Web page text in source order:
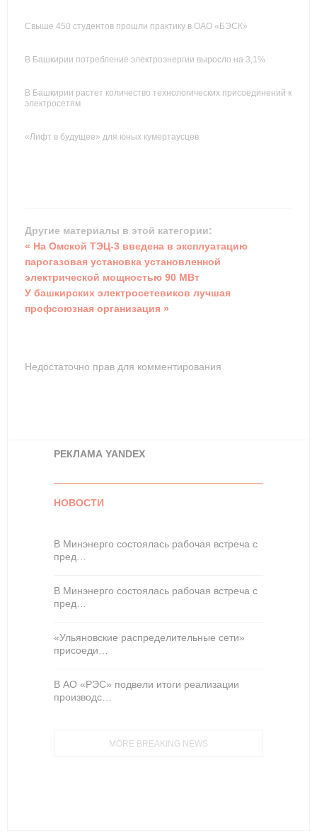
Свыше 450 студентов прошли практику в ОАО «БЭСК»
В Башкирии потребление электроэнергии выросло на 3,1%
В Башкирии растет количество технологических присоединений к
электросетям
«Лифт в будущее» для юных кумертаусцев
Другие материалы в этой категории:
« На Омской ТЭЦ-3 введена в эксплуатацию
парогазовая установка установленной
электрической мощностью 90 МВт
У башкирских электросетевиков лучшая
профсоюзная организация »
Недостаточно прав для комментирования
РЕКЛАМА YANDEX
НОВОСТИ
В Минэнерго состоялась рабочая встреча с
пред…
В Минэнерго состоялась рабочая встреча с
пред…
«Ульяновские распределительные сети»
присоеди…
В АО «РЭС» подвели итоги реализации
производс…
MORE BREAKING NEWS